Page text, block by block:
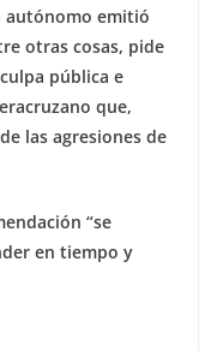
autónomo emitió
otras cosas, pide
pública e
que,
las agresiones de
“se
en tiempo y